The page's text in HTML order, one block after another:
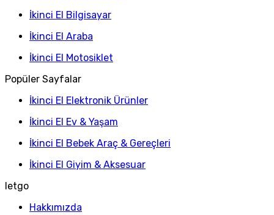
İkinci El Bilgisayar
İkinci El Araba
İkinci El Motosiklet
Popüler Sayfalar
İkinci El Elektronik Ürünler
İkinci El Ev & Yaşam
İkinci El Bebek Araç & Gereçleri
İkinci El Giyim & Aksesuar
letgo
Hakkımızda